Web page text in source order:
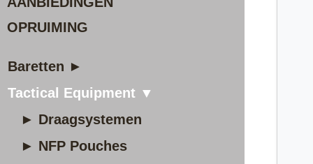
OPRUIMING
Baretten ►
Tactical Equipment ▼
► Draagsystemen
► NFP Pouches